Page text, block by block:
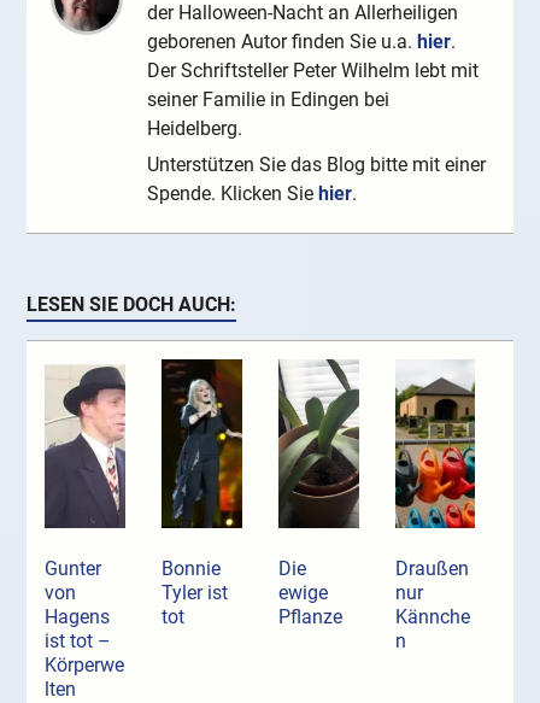
der Halloween-Nacht an Allerheiligen
geborenen Autor finden Sie u.a. hier.
Der Schriftsteller Peter Wilhelm lebt mit
seiner Familie in Edingen bei
Heidelberg.
Unterstützen Sie das Blog bitte mit einer
Spende. Klicken Sie hier.
LESEN SIE DOCH AUCH:
Gunter
von
Hagens
ist tot –
Körperwe
lten
Bonnie
Tyler ist
tot
Die
ewige
Pflanze
Draußen
nur
Kännche
n